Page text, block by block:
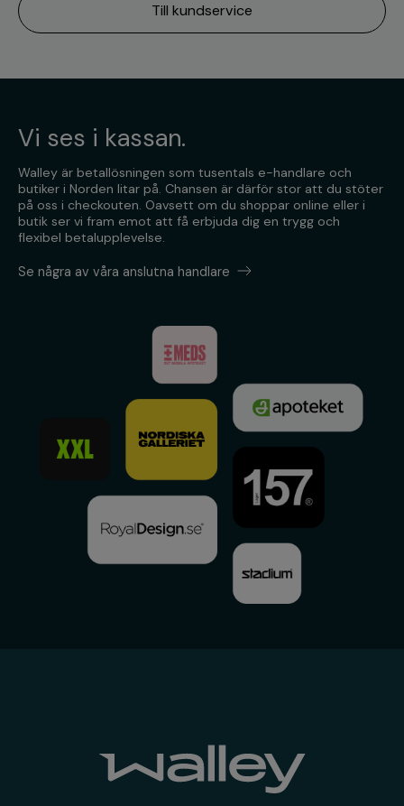
Till kundservice
Vi ses i kassan.
Walley är betallösningen som tusentals e-handlare och
butiker i Norden litar på. Chansen är därför stor att du stöter
på oss i checkouten. Oavsett om du shoppar online eller i
butik ser vi fram emot att få erbjuda dig en trygg och
flexibel betalupplevelse.
Se några av våra anslutna handlare